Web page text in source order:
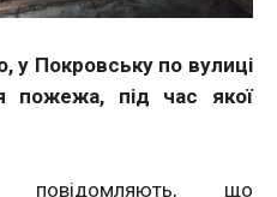
у Покровську по вулиці
пожежа, під час якої
повідомляють, що